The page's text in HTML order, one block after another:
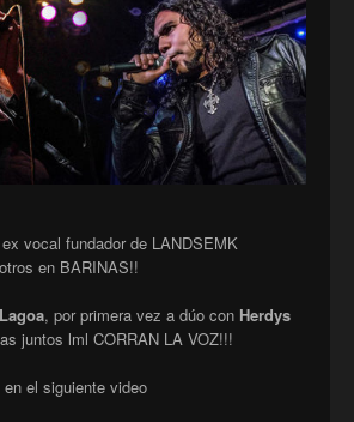
vocal fundador de LANDSEMK
en BARINAS!!
, por primera vez a dúo con Herdys
juntos lml CORRAN LA VOZ!!!
el siguiente video